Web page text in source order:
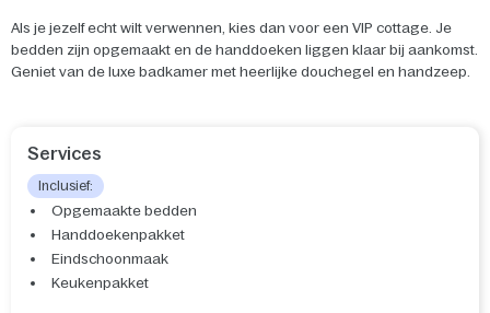
Als je jezelf echt wilt verwennen, kies dan voor een VIP cottage. Je
bedden zijn opgemaakt en de handdoeken liggen klaar bij aankomst.
Geniet van de luxe badkamer met heerlijke douchegel en handzeep.
Services
Inclusief:
Opgemaakte bedden
Handdoekenpakket
Eindschoonmaak
Keukenpakket